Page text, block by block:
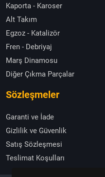
Kaporta - Karoser
Alt Takım
Egzoz - Katalizör
Fren - Debriyaj
Marş Dinamosu
Diğer Çıkma Parçalar
Sözleşmeler
Garanti ve İade
Gizlilik ve Güvenlik
Satış Sözleşmesi
Teslimat Koşulları